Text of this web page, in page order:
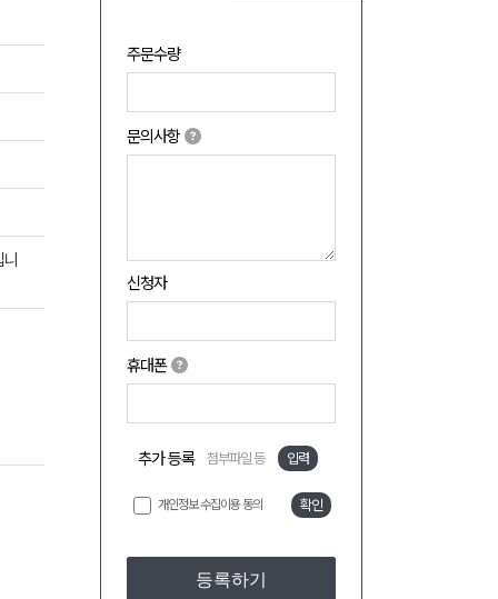
주문수량
문의사항
신청자
휴대폰
추가 등록 첨부파일 등 입력
개인정보 수집이용 동의 확인
등록하기